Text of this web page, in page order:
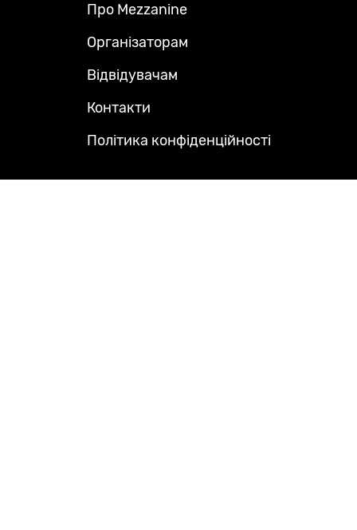
Footer
Menu
Про Mezzanine
Організаторам
Відвідувачам
Контакти
Політика конфіденційності